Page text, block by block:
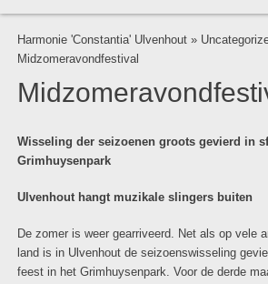
Harmonie 'Constantia' Ulvenhout»
Midzomeravondfestival
Wisseling der seizoenen groots gevierd in
Grimhuysenpark
Ulvenhout hangt muzikale slingers buiten
De zomer is weer gearriveerd. Net als op vele
land is in Ulvenhout de seizoenswisseling
feest in het Grimhuysenpark. Voor de derde